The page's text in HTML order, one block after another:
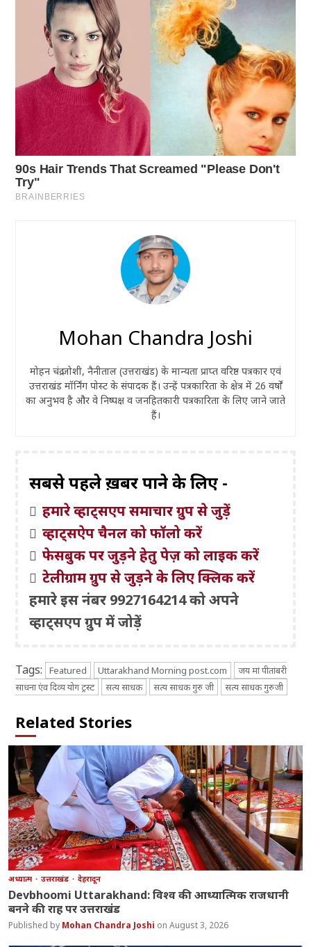
Mohan Chandra Joshi
मोहन चंद्र जोशी, नैनीताल (उत्तराखंड) के मान्यता प्राप्त वरिष्ठ पत्रकार एवं
उत्तराखंड मॉर्निंग पोस्ट के संपादक हैं। उन्हें पत्रकारिता के क्षेत्र में 26 वर्षों
का अनुभव है और वे निष्पक्ष व जनहितकारी पत्रकारिता के लिए जाने जाते
हैं।
सबसे पहले ख़बरें पाने के लिए -
हमारे व्हाट्सएप समाचार ग्रुप से जुड़ें
व्हाट्सऐप चैनल को फॉलो करें
फेसबुक पर जुड़ने हेतु पेज़ को लाइक करें
टेलीग्राम ग्रुप से जुड़ने के लिए क्लिक करें
हमारे इस नंबर 9927164214 को अपने
व्हाट्सएप ग्रुप में जोड़ें
Tags: Featured Uttarakhand Morning post.com
जय मां पीतांबरी
साधना एंव दिव्य योग ट्रस्ट
सत्य साधक सत्य साधक गुरु जी सत्य साधक गुरुजी
Related Stories
अध्यात्म उत्तराखंड देहरादून
Devbhoomi Uttarakhand: विश्व की आध्यात्मिक राजधानी
बनने की राह पर उत्तराखंड
Mohan Chandra Joshi August 3, 2026